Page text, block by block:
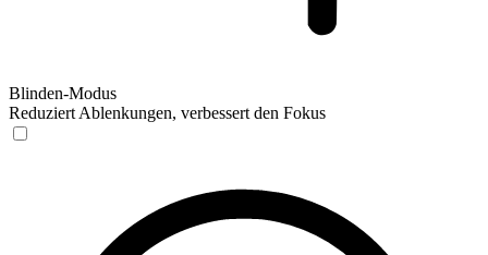
Blinden-Modus
Reduziert Ablenkungen, verbessert den Fokus